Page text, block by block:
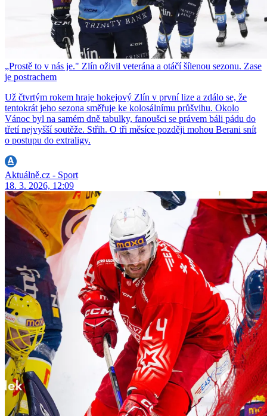
„Prostě to v nás je." Zlín oživil veterána a otáčí šílenou sezonu. Zase
je postrachem
Už čtvrtým rokem hraje hokejový Zlín v první lize a zdálo se, že
tentokrát jeho sezona směřuje ke kolosálnímu průšvihu. Okolo
Vánoc byl na samém dně tabulky, fanoušci se právem báli pádu do
třetí nejvyšší soutěže. Střih. O tři měsíce později mohou Berani snít
o postupu do extraligy.
Aktuálně.cz - Sport
18. 3. 2026, 12:09